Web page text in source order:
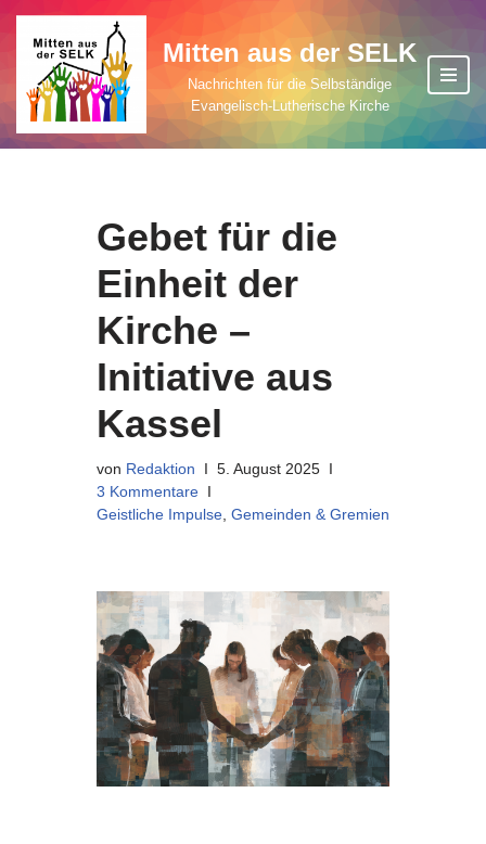
Zum
Inhalt
springen
Mitten aus der SELK
Nachrichten für die Selbständige
Evangelisch-Lutherische Kirche
Gebet für die
Einheit der
Kirche –
Initiative aus
Kassel
von Redaktion
5. August 2025
3 Kommentare
Geistliche Impulse, Gemeinden & Gremien